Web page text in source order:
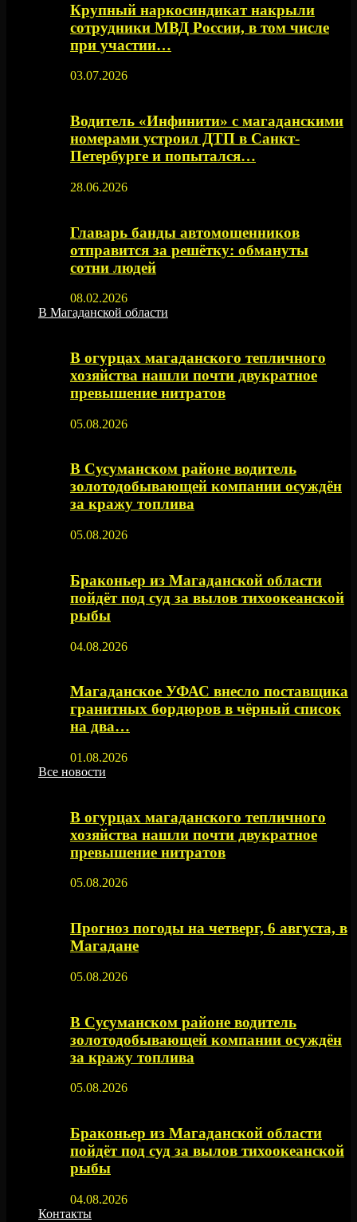
Крупный наркосиндикат накрыли
сотрудники МВД России, в том числе
при участии…
03.07.2026
Водитель «Инфинити» с магаданскими
номерами устроил ДТП в Санкт-
Петербурге и попытался…
28.06.2026
Главарь банды автомошенников
отправится за решётку: обмануты
сотни людей
08.02.2026
В Магаданской области
В огурцах магаданского тепличного
хозяйства нашли почти двукратное
превышение нитратов
05.08.2026
В Сусуманском районе водитель
золотодобывающей компании осуждён
за кражу топлива
05.08.2026
Браконьер из Магаданской области
пойдёт под суд за вылов тихоокеанской
рыбы
04.08.2026
Магаданское УФАС внесло поставщика
гранитных бордюров в чёрный список
на два…
01.08.2026
Все новости
В огурцах магаданского тепличного
хозяйства нашли почти двукратное
превышение нитратов
05.08.2026
Прогноз погоды на четверг, 6 августа, в
Магадане
05.08.2026
В Сусуманском районе водитель
золотодобывающей компании осуждён
за кражу топлива
05.08.2026
Браконьер из Магаданской области
пойдёт под суд за вылов тихоокеанской
рыбы
04.08.2026
Контакты